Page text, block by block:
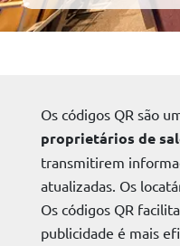
Os códigos QR são
proprietários de
transmitirem
atualizadas. Os
Os códigos QR
publicidade é mais